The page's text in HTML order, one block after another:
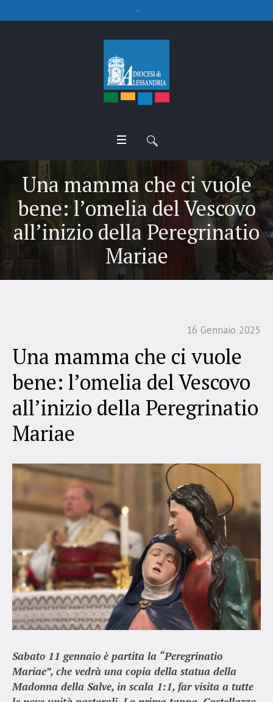
Una mamma che ci vuole
bene: l’omelia del Vescovo
all’inizio della Peregrinatio
Mariae
16 Gennaio 2025
Una mamma che ci vuole
bene: l’omelia del Vescovo
all’inizio della Peregrinatio
Mariae
Sabato 11 gennaio è partita la “Peregrinatio
Mariae”, che vedrà una copia della statua della
Madonna della Salve, in scala 1:1, far visita a tutte